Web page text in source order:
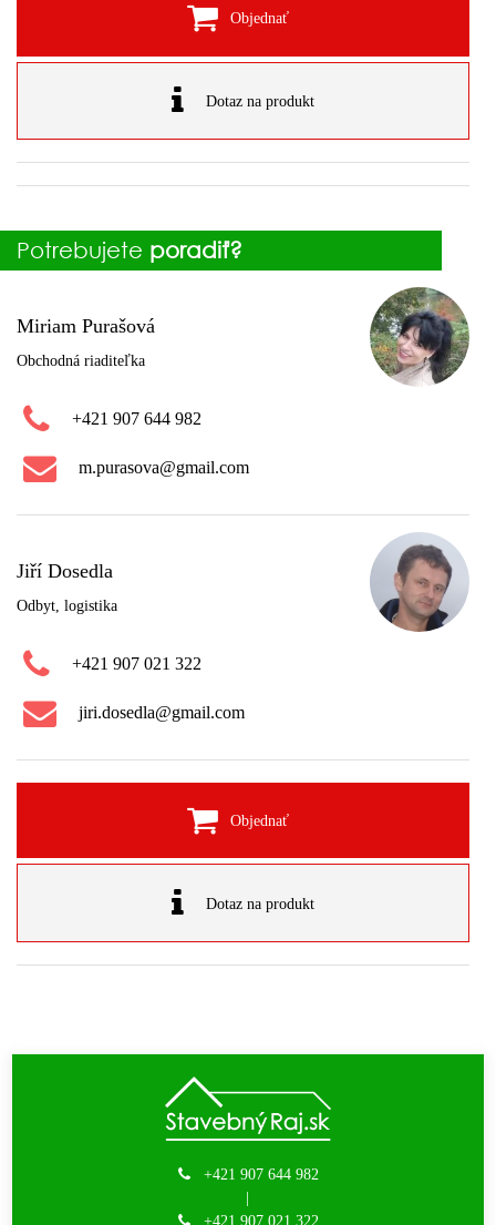
Objednať
Dotaz na produkt
Potrebujete poradiť?
Miriam Purašová
Obchodná riaditeľka
+421 907 644 982
m.purasova@gmail.com
Jiří Dosedla
Odbyt, logistika
+421 907 021 322
jiri.dosedla@gmail.com
Objednať
Dotaz na produkt
+421 907 644 982
+421 907 021 322